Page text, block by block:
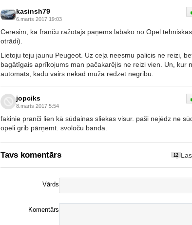
kasinsh79
6.marts 2017 19:03
Cerēsim, ka franču ražotājs paņems labāko no Opel
otrādi).
Lietoju teju jaunu Peugeot. Uz ceļa neesmu palicis ne reizi,
bagātīgais aprīkojums man pačakarējis ne reizi vien. Un, kur
automāts, kādu vairs nekad mūžā redzēt negribu.
jopciks
8.marts 2017 5:54
fakinie pranči lien kā sūdainas sliekas visur. paši nejēdz ne
opeli grib pārņemt. svoloču banda.
Tavs komentārs 12
Vārds
Komentārs